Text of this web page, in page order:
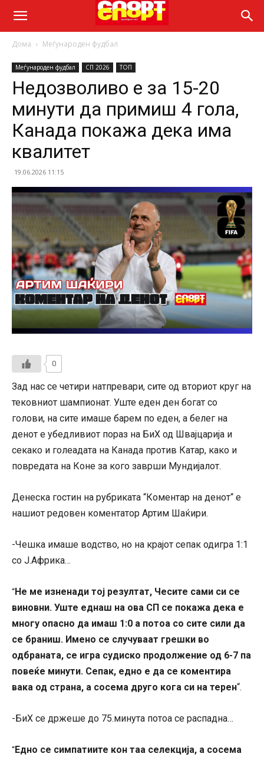
Дома Меѓународен фудбал
Меѓународен фудбал СП 2026 ТОП
Недозволиво е за 15-20
минути да примиш 4 гола,
Канада покажа дека има
квалитет
19.06.2026 11:15
0
Зад нас се четири натпревари, сите од вториот круг на
тековниот шампионат. Уште еден ден богат со
голови, на сите имаше барем по еден, а белег на
денот е убедливиот пораз на БиХ од Швајцарија и
секако и голеадата на Канада против Катар, како и
повредата на Коне за кого заврши Мундијалот.
Денеска гостин на рубриката “Коментар на денот“ е
нашиот редовен коментатор Артим Шаќири.
-Чешка имаше водство, но на крајот сепак одигра 1:1
со Ј.Африка…
“Не ме изненади тој резултат, Чесите сами си се
виновни. Уште еднаш на ова СП се покажа дека е
многу опасно да имаш 1:0 а потоа со сите сили да
се браниш. Имено се случуваат грешки во
одбраната, се игра судиско продолжение од 6-7 па
повеќе минути. Сепак, едно е да се коментира
вака од страна, а сосема друго кога си на терен“.
-БиХ се држеше до 75.минута потоа се распадна…
“Едно се симпатиите кон таа селекција, а сосема